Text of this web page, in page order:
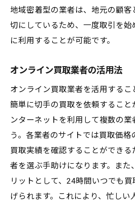
市場動向を定期的にチ
買取査定の際に注意すべき
を高く売る方法
査定額の比較と交渉術
査定結果に満足しない
買取契約の際の注意点
保存方法も重要呉市で切手
訣
切手を保護するための
地域密着型の業者は、地元の顧
切にしているため、一度取引を始
に利用することが可能です。
オンライン買取業者の活用法
オンライン買取業者を活用するこ
簡単に切手の買取を依頼すること
ンターネットを利用して複数の業
う。各業者のサイトでは買取価格
買取実績を確認することができ
者を選ぶ手助けになります。また
リットとして、24時間いつでも
げられます。これにより、忙しい